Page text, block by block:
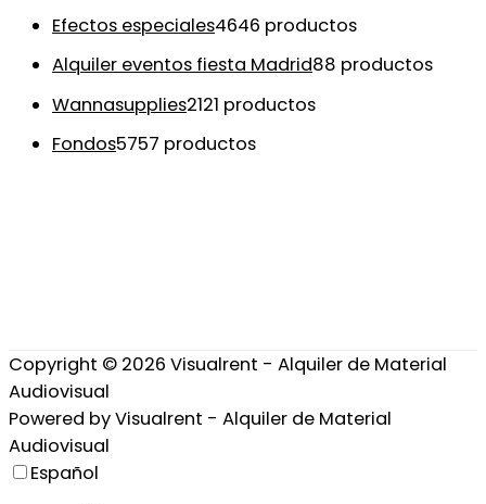
Efectos especiales4646 productos
Alquiler eventos fiesta Madrid88 productos
Wannasupplies2121 productos
Fondos5757 productos
Copyright © 2026 Visualrent - Alquiler de Material
Audiovisual
Powered byVisualrent - Alquiler de Material
Audiovisual
Español